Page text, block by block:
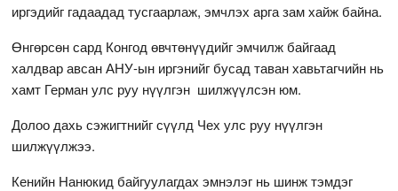
иргэдийг гадаадад тусгаарлаж, эмчлэх арга зам хайж байна.
Өнгөрсөн сард Конгод өвчтөнүүдийг эмчилж байгаад
халдвар авсан АНУ-ын иргэнийг бусад таван хавьтагчийн нь
хамт Герман улс руу нүүлгэн шилжүүлсэн юм.
Долоо дахь сэжигтнийг сүүлд Чех улс руу нүүлгэн
шилжүүлжээ.
Кенийн Нанюкид байгуулагдах эмнэлэг нь шинж тэмдэг